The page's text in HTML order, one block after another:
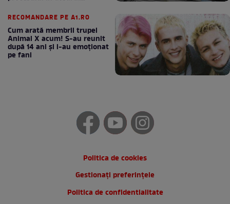
RECOMANDARE PE A1.RO
Cum arată membrii trupei
Animal X acum! S-au reunit
după 14 ani și i-au emoționat
pe fani
Politica de cookies
Gestionați preferințele
Politica de confidentialitate